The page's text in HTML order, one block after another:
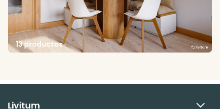
13 productos
Livitum